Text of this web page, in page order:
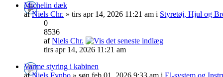
Michelin dæk
afNiels Chr. » tirs apr 14, 2026 11:21 am i Styretøj, Hjul og
0
8536
afNiels Chr.
tirs apr 14, 2026 11:21 am
Varme styring i kabinen
afNiels Fynbo » søn feb 01, 2026 9:33 am i El-system og